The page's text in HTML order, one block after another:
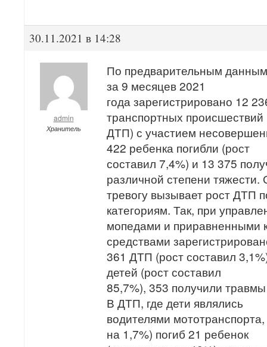
30.11.2021 в 14:28
admin
Хранитель
По предварительным
за 9 месяцев 2021
года зарегистрировано 12
транспортных
ДТП) с участием
422 ребенка погибли (рост ⁣
составил 7,4%) и 13 375
различной степени
тревогу вызывает рост ДТП
категориям. Так, при
мопедами и приравненными
средствами
361 ДТП (рост составил
детей (рост составил ⁣
85,7%), 353 получили
В ДТП, где дети являлись ⁣
водителями
на 1,7%) погиб 21 ребенок ⁣